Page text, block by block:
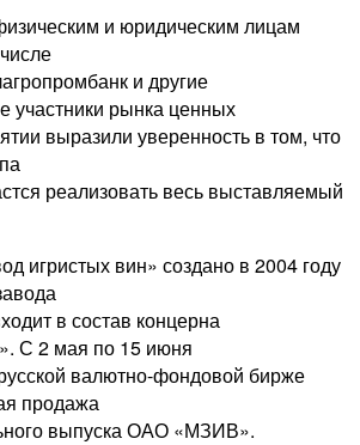
и юридическим лицам
и другие
участники рынка ценных
выразили уверенность в том, что
реализовать весь выставляемый
игристых вин» создано в 2004 году
в состав концерна
С 2 мая по 15 июня
валютно-фондовой бирже
продажа
выпуска ОАО «МЗИВ».